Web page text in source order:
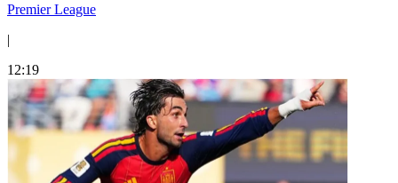
Premier League
|
12:19